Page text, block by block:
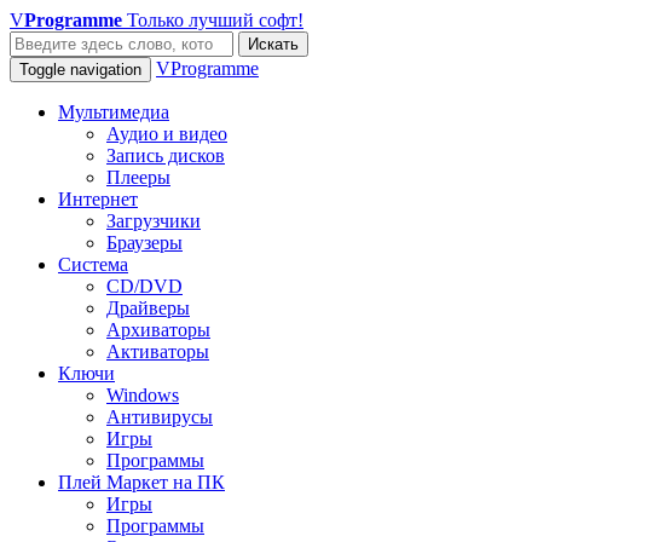
VProgramme Только лучший софт!
Искать
Toggle navigation
VProgramme
Мультимедиа
Аудио и видео
Запись дисков
Плееры
Интернет
Загрузчики
Браузеры
Система
CD/DVD
Драйверы
Архиваторы
Активаторы
Ключи
Windows
Антивирусы
Игры
Программы
Плей Маркет на ПК
Игры
Программы